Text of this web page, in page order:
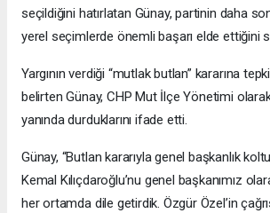
seçildiğini hatırlatan Günay, partinin daha
yerel seçimlerde önemli başarı elde ettiğini
Yargının verdiği “mutlak butlan” kararına
belirten Günay, CHP Mut İlçe Yönetimi
yanında durduklarını ifade etti.
Günay, “Butlan kararıyla genel başkanlık
Kemal Kılıçdaroğlu’nu genel başkanımız
her ortamda dile getirdik. Özgür Özel’in